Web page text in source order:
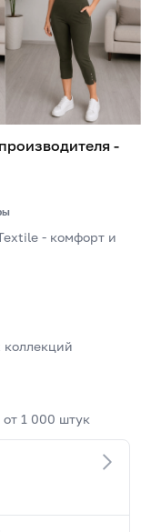
-
- комфорт и
коллекций
1 000 штук